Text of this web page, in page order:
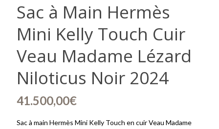
Sac à Main Hermès
Mini Kelly Touch Cuir
Veau Madame Lézard
Niloticus Noir 2024
41.500,00€
Sac à main Hermès Mini Kelly Touch en cuir Veau Madame